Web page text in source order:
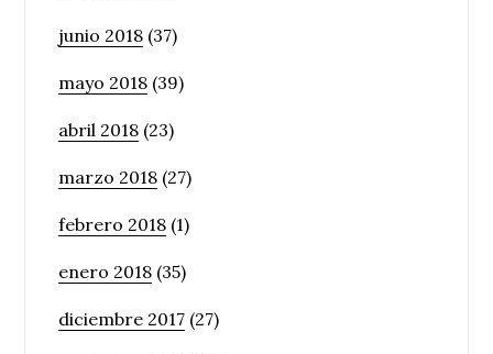
junio 2018 (37)
mayo 2018 (39)
abril 2018 (23)
marzo 2018 (27)
febrero 2018 (1)
enero 2018 (35)
diciembre 2017 (27)